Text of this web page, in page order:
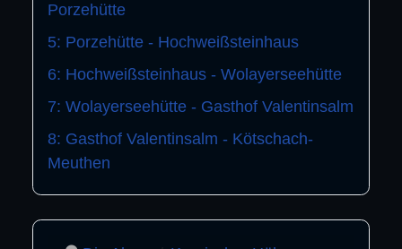
Porzehütte
5: Porzehütte - Hochweißsteinhaus
6: Hochweißsteinhaus - Wolayerseehütte
7: Wolayerseehütte - Gasthof Valentinsalm
8: Gasthof Valentinsalm - Kötschach-
Meuthen